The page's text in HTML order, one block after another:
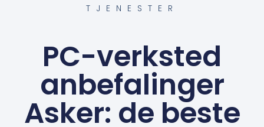
TJENESTER
PC-verksted
anbefalinger
Asker: de beste